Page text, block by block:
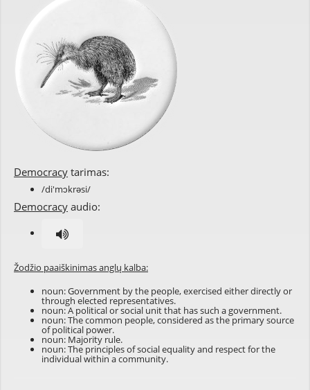
Democracy tarimas:
/di'mɔkrəsi/
Democracy audio:
Žodžio paaiškinimas anglų kalba:
noun: Government by the people, exercised either directly or
through elected representatives.
noun: A political or social unit that has such a government.
noun: The common people, considered as the primary source
of political power.
noun: Majority rule.
noun: The principles of social equality and respect for the
individual within a community.